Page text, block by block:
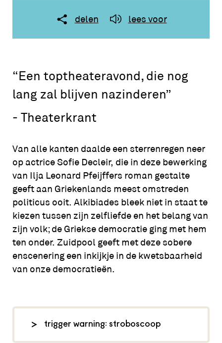
delen lees voor
“Een toptheateravond, die nog
lang zal blijven nazinderen”
- Theaterkrant
Van alle kanten daalde een sterrenregen neer
op actrice Sofie Decleir, die in deze bewerking
van Ilja Leonard Pfeijffers roman gestalte
geeft aan Griekenlands meest omstreden
politicus ooit. Alkibiades bleek niet in staat te
kiezen tussen zijn zelfliefde en het belang van
zijn volk; de Griekse democratie ging met hem
ten onder. Zuidpool geeft met deze sobere
enscenering een inkijkje in de kwetsbaarheid
van onze democratieën.
trigger warning: stroboscoop